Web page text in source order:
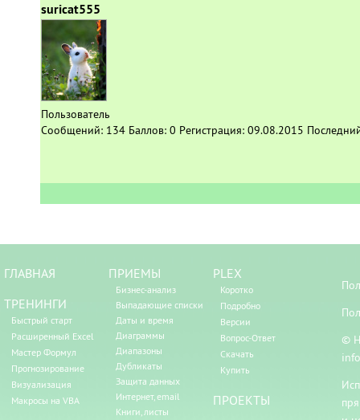
suricat555
Пользователь
Сообщений: 134 Баллов: 0 Регистрация: 09.08.2015
ГЛАВНАЯ
ТРЕНИНГИ
Быстрый старт
Расширенный Excel
Мастер Формул
Прогнозирование
Визуализация
Макросы на VBA
ПРИЕМЫ
Бизнес-анализ
Выпадающие списки
Даты и время
Диаграммы
Диапазоны
Дубликаты
Защита данных
Интернет, email
Книги, листы
PLEX
Коротко
Подробно
Версии
Вопрос-Ответ
Скачать
Купить
ПРОЕКТЫ
©